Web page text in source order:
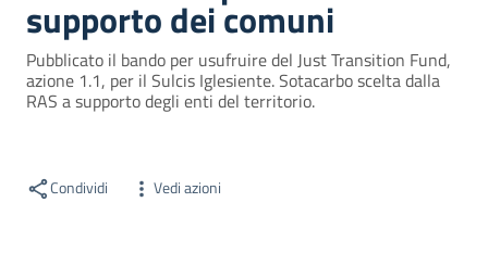
supporto dei comuni
Pubblicato il bando per usufruire del Just Transition Fund,
azione 1.1, per il Sulcis Iglesiente. Sotacarbo scelta dalla
RAS a supporto degli enti del territorio.
Condividi Vedi azioni